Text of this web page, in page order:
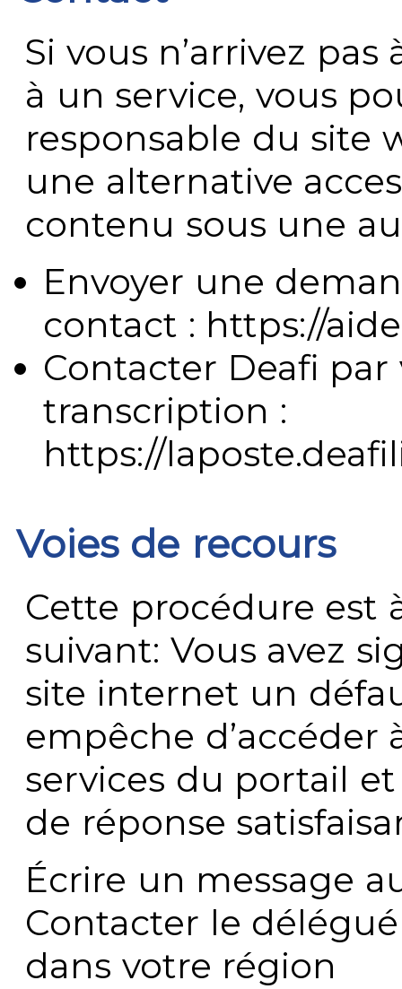
Si vous n’arrivez
à un service, vous
responsable du site
une alternative
contenu sous une
Envoyer une
contact : https://
Contacter Deafi
transcription :
https://
Voies de recours
Cette procédure est
suivant: Vous avez
site internet un
empêche
services du portail
de réponse
Écrire un message
Contacter le
dans votre région